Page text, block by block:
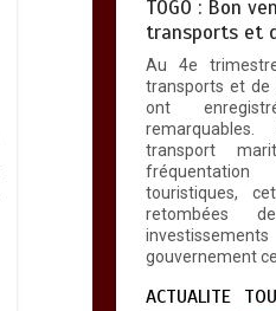
TOGO : Bon
transports et
Au 4e
transports et de
ont
transport
touristiques,
retombées
gouvernement
ACTUALITE